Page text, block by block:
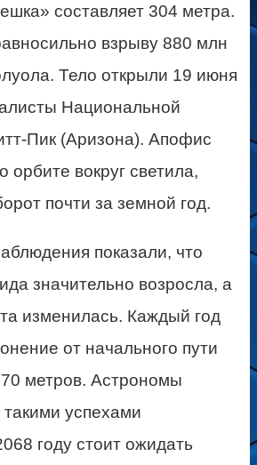
составляет 304 метра.
взрыву 880 млн
Тело открыли 19 июня
Национальной
Пик (Аризона). Апофис
орбите вокруг светила,
почти за земной год.
показали, что
значительно возросла, а
изменилась. Каждый год
от начального пути
метров. Астрономы
такими успехами
году стоит ожидать